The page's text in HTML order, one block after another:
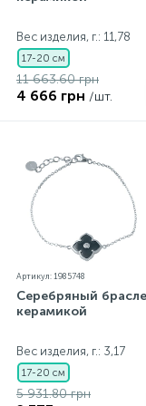
Вес изделия, г.: 11,78
17-20 см
11 663.60 грн
4 666 грн /шт.
Артикул: 1985748
Серебряный
керамикой
Вес изделия, г.: 3,17
17-20 см
5 931.80 грн
О нас Кольца
Кольца с
Кольца
Серьги
Серьги
Серьги
Серьги
Серьги с
Подвески
Подвески
Подвески
Подвески с
Золотые цепи